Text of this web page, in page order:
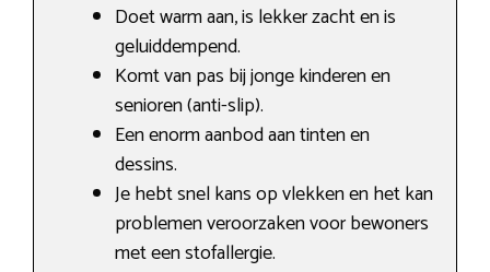
Doet warm aan, is lekker zacht en is
geluiddempend.
Komt van pas bij jonge kinderen en
senioren (anti-slip).
Een enorm aanbod aan tinten en
dessins.
Je hebt snel kans op vlekken en het kan
problemen veroorzaken voor bewoners
met een stofallergie.